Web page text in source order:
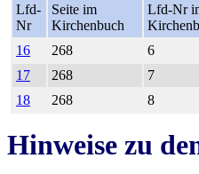
Lfd-
Nr
Seite im
Kirchenbuch
Lfd-Nr
16
268 6
17
268 7
18
268 8
Hinweise zu